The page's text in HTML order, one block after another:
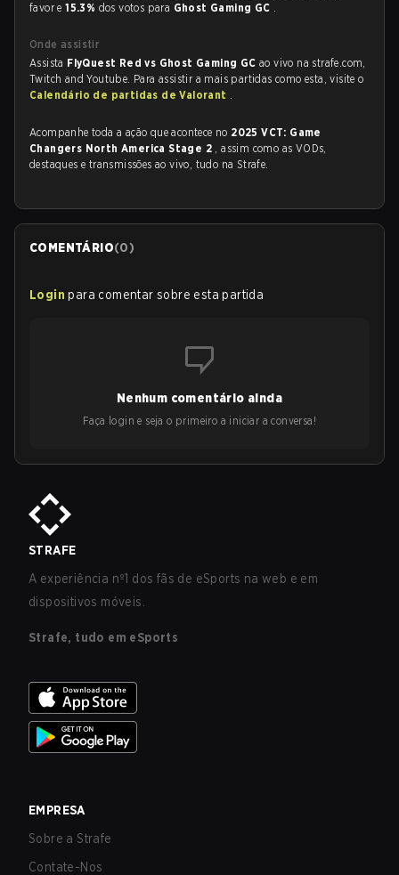
favor e15.3% dos votos para Ghost Gaming GC .
Onde assistir
Assista FlyQuest Red vs Ghost Gaming GCao vivo na strafe.com,
Twitch and Youtube. Para assistir a mais partidas como esta, visite o
Calendário de partidas de Valorant .
Acompanhe toda a ação que acontece no 2025 VCT: Game
Changers North America Stage 2 , assim como as VODs,
destaques e transmissões ao vivo, tudo na Strafe.
COMENTÁRIO(0)
Login para comentar sobre esta partida
Nenhum comentário ainda
Faça login e seja o primeiro a iniciar a conversa!
STRAFE
A experiência nº1 dos fãs de eSports na web e em
dispositivos móveis.
Strafe, tudo em eSports
EMPRESA
Sobre a Strafe
Contate-Nos